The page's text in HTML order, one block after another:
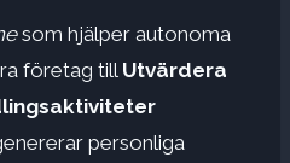
som hjälper autonoma
företag till Utvärdera
personliga